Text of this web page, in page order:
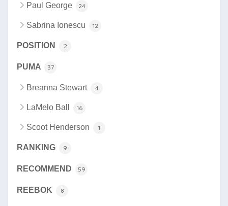
Paul George 24
Sabrina Ionescu 12
POSITION 2
PUMA 37
Breanna Stewart 4
LaMelo Ball 16
Scoot Henderson 1
RANKING 9
RECOMMEND 59
REEBOK 8